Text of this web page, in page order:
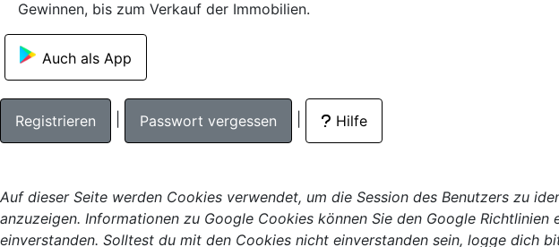
Gewinnen, bis zum Verkauf der Immobilien.
Auch als App
Registrieren Passwort vergessen Hilfe
Auf dieser Seite werden Cookies verwendet, um die Session des Benutzers zu
anzuzeigen. Informationen zu Google Cookies können Sie den Google
einverstanden. Solltest du mit den Cookies nicht einverstanden sein, logge dich